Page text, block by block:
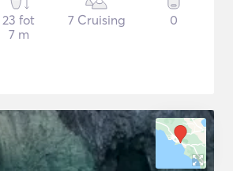
23 fot
7 m
7 Cruising 0